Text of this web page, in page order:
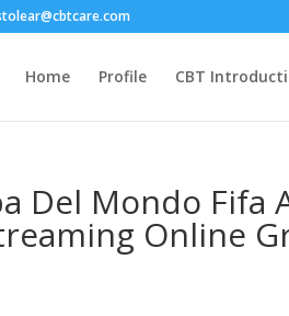
Home Profile CBT
Del Mondo Fifa
Online